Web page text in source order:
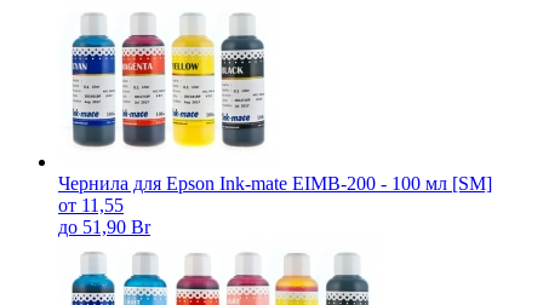
Чернила для Epson Ink-mate EIMB-200 - 100 мл [SM]
от 11,55
до 51,90 Br